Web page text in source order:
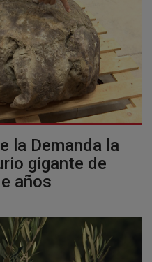
la Demanda la
gigante de
años